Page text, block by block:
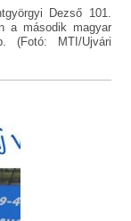
Dezső 101.
a második magyar
(Fotó: MTI/Ujvári